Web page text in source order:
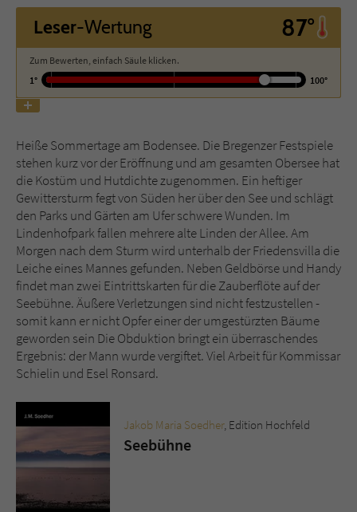
Leser-Wertung 87°
Zum Bewerten, einfach Säule klicken.
1°
100°
Heiße Sommertage am Bodensee. Die Bregenzer Festspiele
stehen kurz vor der Eröffnung und am gesamten Obersee hat
die Kostüm und Hutdichte zugenommen. Ein heftiger
Gewittersturm fegt von Süden her über den See und schlägt
den Parks und Gärten am Ufer schwere Wunden. Im
Lindenhofpark fallen mehrere alte Linden der Allee. Am
Morgen nach dem Sturm wird unterhalb der Friedensvilla die
Leiche eines Mannes gefunden. Neben Geldbörse und Handy
findet man zwei Eintrittskarten für die Zauberflöte auf der
Seebühne. Äußere Verletzungen sind nicht festzustellen -
somit kann er nicht Opfer einer der umgestürzten Bäume
geworden sein Die Obduktion bringt ein überraschendes
Ergebnis: der Mann wurde vergiftet. Viel Arbeit für Kommissar
Schielin und Esel Ronsard.
Jakob Maria Soedher, Edition Hochfeld
Seebühne
tx_pwcomments_ahash
Anbieter Literatur-Couch Medien GmbH & Co. KG
Laufzeit
Zweck Cookie für Kommentare einzelner Buchtitel
Name fe_typo_user
Anbieter Literatur-Couch Medien GmbH & Co. KG
Laufzeit Session
Zweck
Dieses Cookie gewährleistet die
Kommunikation der Webseite mit dem
Benutzer. Es wird benötigt um z. B. den
Sicherheitscode des Kontaktformulars zu
überprüfen.